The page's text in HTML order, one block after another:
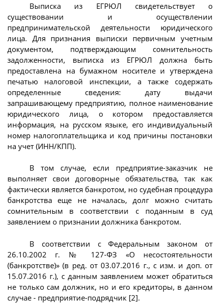
Выписка из ЕГРЮЛ свидетельствует о
существовании и осуществлении
предпринимательской деятельности юридического
лица. Для признания выписки первичным учетным
документом, подтверждающим сомнительность
задолженности, выписка из ЕГРЮЛ должна быть
предоставлена на бумажном носителе и утверждена
печатью налоговой инспекции, а также содержать
определенные сведения: дату выдачи
запрашивающему предприятию, полное наименование
юридического лица, о котором предоставляется
информация, на русском языке, его индивидуальный
номер налогоплательщика и код причины постановки
на учет (ИНН/КПП).
В том случае, если предприятие-заказчик не
выполняет свои договорные обязательства, так как
фактически является банкротом, но судебная процедура
банкротства еще не началась, долг можно считать
сомнительным в соответствии с поданным в суд
заявлением о признании должника банкротом.
В соответствии с Федеральным законом от
26.10.2002 г. № 127-ФЗ «О несостоятельности
(банкротстве)» (в ред. от 03.07.2016 г., с изм. и доп. от
15.07.2016 г.), с данным заявлением может обратиться
не только сам должник, но и его кредиторы, в данном
случае - предприятие-подрядчик [2].